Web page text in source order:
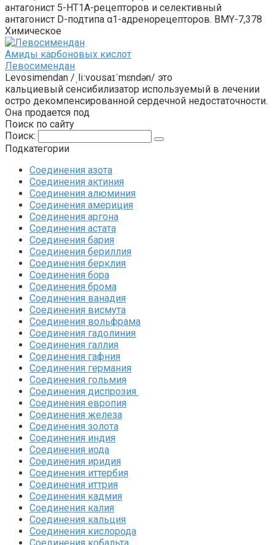
антагонист 5-HT1A-рецепторов и селективный
антагонист D-подтипа α1-адренорецепторов. BMY-7,378
Химическое
Амиды карбоновых кислот‎
Левосимендан
Levosimendan /ˌliːvoʊsaɪˈmɛndən/ это
кальциевый сенсибилизатор используемый в лечении
остро декомпенсированной сердечной недостаточности.
Она продается под
Поиск по сайту
Поиск:
Подкатегории
Соединения азота
Соединения актиния
Соединения алюминия‎
Соединения америция‎
Соединения аргона‎
Соединения астата‎
Соединения бария
Соединения бериллия‎
Соединения берклия
Соединения бора‎
Соединения брома‎
Соединения ванадия‎
Соединения висмута
Соединения вольфрама‎
Соединения гадолиния‎
Соединения галлия‎
Соединения гафния‎
Соединения германия‎
Соединения гольмия‎
Соединения диспрозия‎ ‎
Соединения европия‎
Соединения железа‎
Соединения золота‎
Соединения индия
Соединения иода‎
Соединения иридия
Соединения иттербия‎
Соединения иттрия‎
Соединения кадмия
Соединения калия‎
Соединения кальция
Соединения кислорода‎
Соединения кобальта